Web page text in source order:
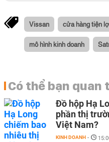
Vissan cửa hàng tiện
mô hình kinh doanh
Có thể bạn quan
Đồ hộp Hạ
phần thị
Việt Nam?
KINH DOANH -